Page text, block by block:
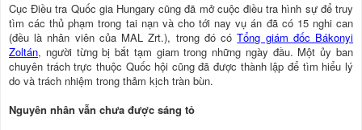
Cục Ðiều tra Quốc gia Hungary cũng đã mở cuộc điều tra hình sự để truy
tìm các thủ phạm trong tai nạn và cho tới nay vụ án đã có 15 nghi can
(đều là nhân viên của MAL Zrt.), trong đó cóTổng giám đốc Bákonyi
Zoltán, người từng bị bắt tạm giam trong những ngày đầu. Một ủy ban
chuyên trách trực thuộc Quốc hội cũng đã được thành lập để tìm hiểu lý
do và trách nhiệm trong thảm kịch tràn bùn.
Nguyên nhân vẫn chưa được sáng tỏ